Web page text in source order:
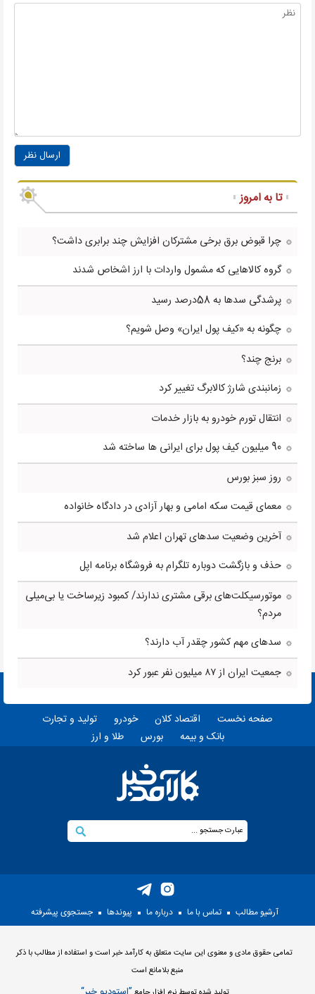
ارسال نظر
تا به امروز
چرا قبوض برق برخی مشترکان افزایش چند برابری داشت؟
گروه کالاهایی که مشمول واردات با ارز اشخاص شدند
پرشدگی سدها به 58درصد رسید
چگونه به «کیف پول ایران» وصل شویم؟
برنج چند؟
زمانبندی شارژ کالابرگ تغییر کرد
انتقال تورم خودرو به بازار خدمات
90 میلیون کیف پول برای ایرانی ها ساخته شد
روز سبز بورس
معمای قیمت سکه امامی و بهار آزادی در دادگاه خانواده
آخرین وضعیت سدهای تهران اعلام شد
حذف و بازگشت دوباره تلگرام به فروشگاه برنامه اپل
موتورسیکلت‌های برقی مشتری ندارند/ کمبود زیرساخت یا بی‌میلی
مردم؟
سدهای مهم کشور چقدر آب دارند؟
جمعیت ایران از ۸۷ میلیون نفر عبور کرد
صفحه نخست اقتصاد کلان خودرو
تولید و تجارت
بانک و بیمه
بورس طلا و ارز
آرشیو مطالب تماس با ما درباره ما پيوندها جستجوی پيشرفته
تمامی حقوق مادی و معنوی این سایت متعلق به کارآمد خبر است و استفاده از مطالب با ذکر
منبع بلامانع است